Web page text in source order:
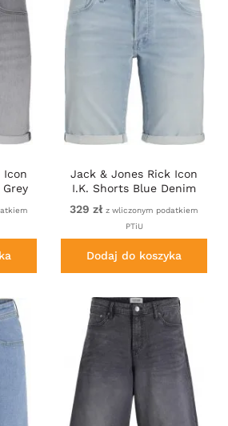
Icon
Jack & Jones Rick Icon
I.K. Shorts Blue Denim
329 zł z wliczonym podatkiem
PTiU
Dodaj do koszyka